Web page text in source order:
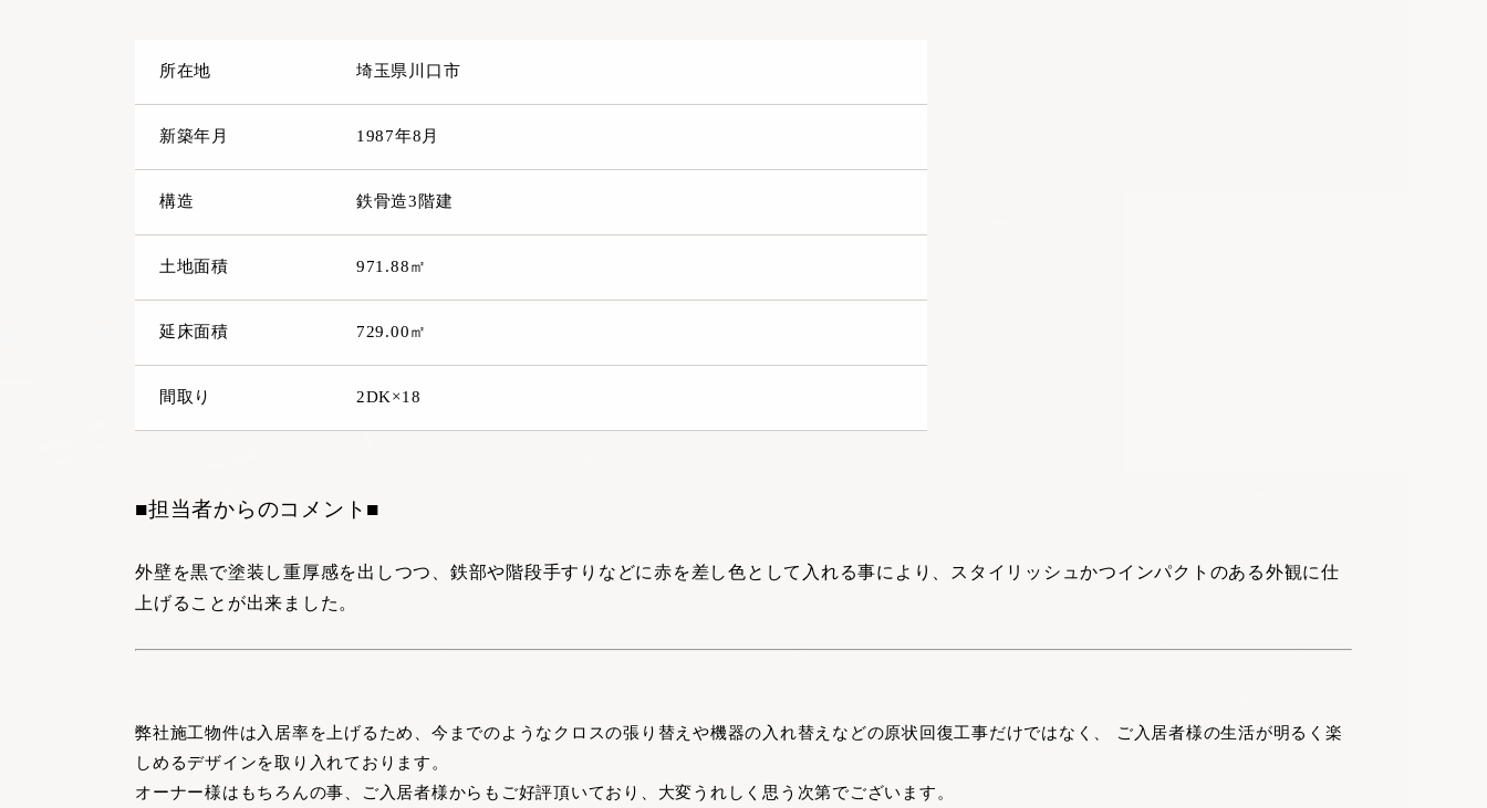
所在地 埼玉県川口市
新築年月 1987年8月
構造 鉄骨造3階建
土地面積 971.88㎡
延床面積 729.00㎡
間取り 2DK×18
■担当者からのコメント■
外壁を黒で塗装し重厚感を出しつつ、 鉄部や階段手すりなどに赤を差し色として 入れる事により、スタイリッシュかつインパクトのある外観に仕
上げることが出来ました。
弊社施工物件は入居率を上げるため、今までのようなクロスの張り替えや機器の入れ替えなどの原状回復工事だけではなく、 ご入居者様の生活が明るく楽
しめるデザインを取り入れております。
オーナー様はもちろんの事、ご入居者様からもご好評頂いており、大変うれしく思う次第でございます。